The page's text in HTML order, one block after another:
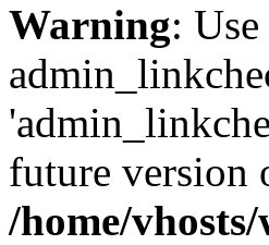
Warning:
future version
/home/